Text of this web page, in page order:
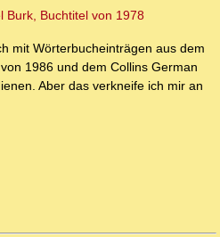
Burk, Buchtitel von 1978
mit Wörterbucheinträgen aus dem
1986 und dem Collins German
Aber das verkneife ich mir an